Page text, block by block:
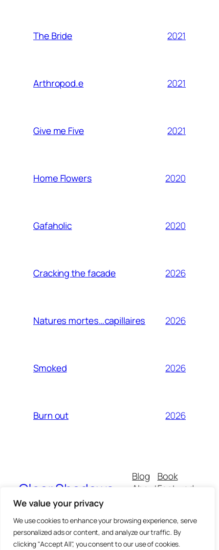
We value your privacy
We use cookies to enhance your browsing experience, serve
personalized ads or content, and analyze our traffic. By
clicking "Accept All", you consent to our use of cookies.
The Bride 2021
Arthropod.e 2021
Give me Five 2021
Home Flowers 2020
Gafaholic 2020
Cracking the facade 2026
Natures mortes…capillaires 2026
Smoked 2026
Burn out 2026
Clear Shadows
Blog
About
Book
Featured